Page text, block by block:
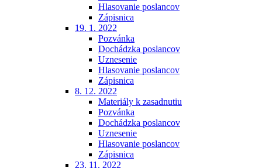
Hlasovanie poslancov
Zápisnica
19. 1. 2022
Pozvánka
Dochádzka poslancov
Uznesenie
Hlasovanie poslancov
Zápisnica
8. 12. 2022
Materiály k zasadnutiu
Pozvánka
Dochádzka poslancov
Uznesenie
Hlasovanie poslancov
Zápisnica
23. 11. 2022